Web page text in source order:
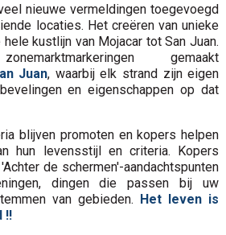
nieuwe vermeldingen toegevoegd
locaties. Het creëren van unieke
kustlijn van Mojacar tot San Juan.
gemaakt
Juan, waarbij elk strand zijn eigen
en eigenschappen op dat
blijven promoten en kopers helpen
hun levensstijl en criteria. Kopers
de schermen'-aandachtspunten
dingen die passen bij uw
van gebieden. Het leven is
!!